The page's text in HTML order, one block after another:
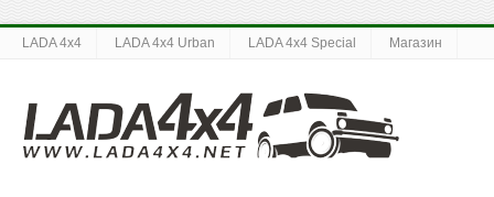
LADA 4x4 LADA 4x4 Urban LADA 4x4 Special Магазин